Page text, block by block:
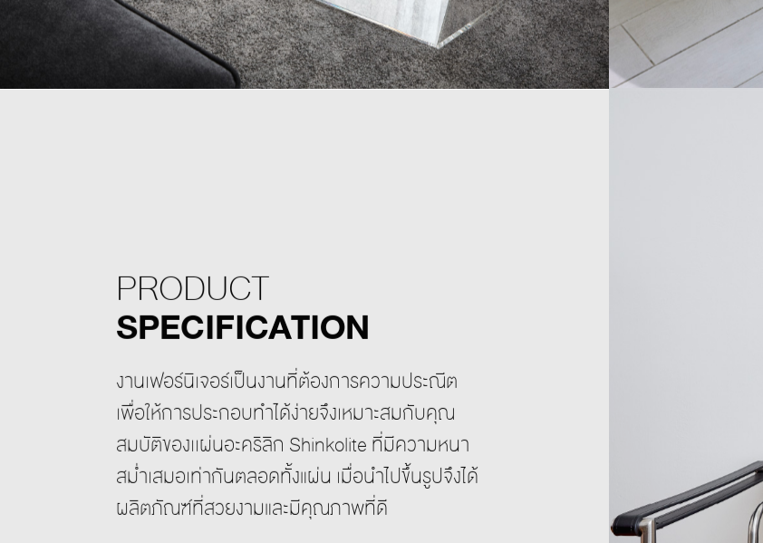
PRODUCT
SPECIFICATION
งานเฟอร์นิเจอร์เป็นงานที่ต้องการความประณีต
เพื่อให้การประกอบทำได้ง่ายจึงเหมาะสมกับคุณ
สมบัติของเเผ่นอะคริลิก Shinkolite ที่มีความหนา
สม่ำเสมอเท่ากันตลอดทั้งแผ่น เมื่อนำไปขึ้นรูปจึงได้
ผลิตภัณฑ์ที่สวยงามและมีคุณภาพที่ดี